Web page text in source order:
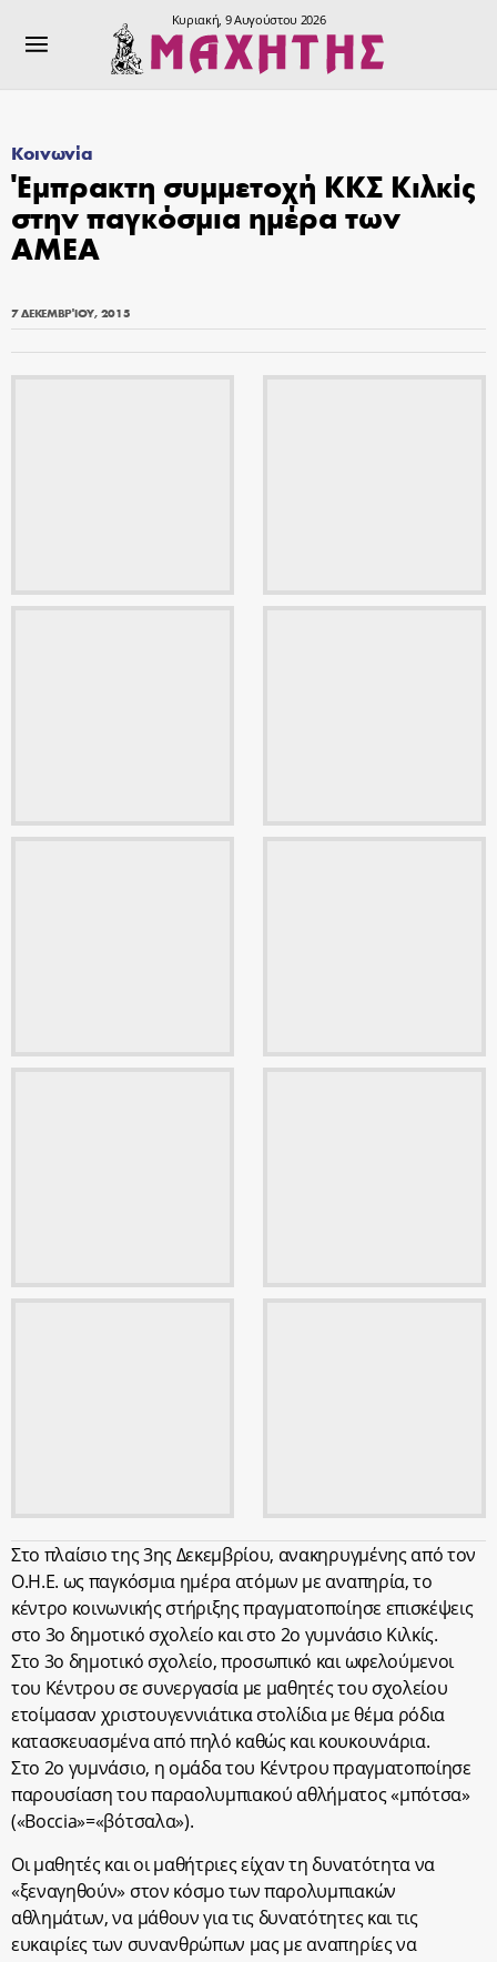
Κυριακή, 9 Αυγούστου 2026
Κοινωνία
Έμπρακτη συμμετοχή ΚΚΣ Κιλκίς
στην παγκόσμια ημέρα των
ΑΜΕΑ
7 ΔΕΚΕΜΒΡΊΟΥ, 2015
Στο πλαίσιο της 3ης Δεκεμβρίου, ανακηρυγμένης από τον
Ο.Η.Ε. ως παγκόσμια ημέρα ατόμων με αναπηρία, το
κέντρο κοινωνικής στήριξης πραγματοποίησε επισκέψεις
στο 3ο δημοτικό σχολείο και στο 2ο γυμνάσιο Κιλκίς.
Στο 3ο δημοτικό σχολείο, προσωπικό και ωφελούμενοι
του Κέντρου σε συνεργασία με μαθητές του σχολείου
ετοίμασαν χριστουγεννιάτικα στολίδια με θέμα ρόδια
κατασκευασμένα από πηλό καθώς και κουκουνάρια.
Στο 2ο γυμνάσιο, η ομάδα του Κέντρου πραγματοποίησε
παρουσίαση του παραολυμπιακού αθλήματος «μπότσα»
(«Boccia»=«βότσαλα»).
Οι μαθητές και οι μαθήτριες είχαν τη δυνατότητα να
«ξεναγηθούν» στον κόσμο των παρολυμπιακών
αθλημάτων, να μάθουν για τις δυνατότητες και τις
ευκαιρίες των συνανθρώπων μας με αναπηρίες να